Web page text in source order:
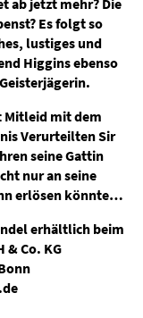
ab jetzt mehr? Die
Es folgt so
lustiges und
Higgins ebenso
Mitleid mit dem
Verurteilten Sir
seine Gattin
nur an seine
erlösen könnte…
erhältlich beim
& Co. KG